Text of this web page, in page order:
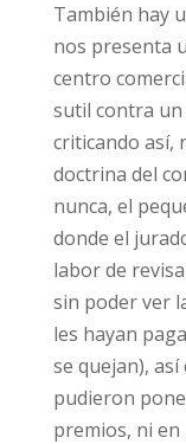
También hay
nos presenta
centro
sutil contra un
criticando así,
doctrina del
nunca, el
donde el
labor de
sin poder ver
les hayan
se quejan),
pudieron
premios, ni en